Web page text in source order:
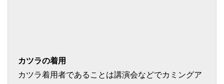
カツラの着用
カツラ着用者であることは講演会などでカミングア